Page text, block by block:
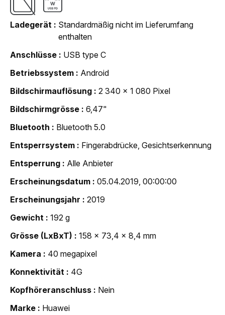
Ladegerät
Standardmäßig nicht im Lieferumfang
enthalten
Anschlüsse
USB type C
Betriebssystem
Android
Bildschirmauflösung
2 340 x 1 080 Pixel
Bildschirmgrösse
6,47"
Bluetooth
Bluetooth 5.0
Entsperrsystem
Fingerabdrücke, Gesichtserkennung
Entsperrung
Alle Anbieter
Erscheinungsdatum
05.04.2019, 00:00:00
Erscheinungsjahr
2019
Gewicht
192 g
Grösse (LxBxT)
158 x 73,4 x 8,4 mm
Kamera
40 megapixel
Konnektivität
4G
Kopfhöreranschluss
Nein
Marke
Huawei